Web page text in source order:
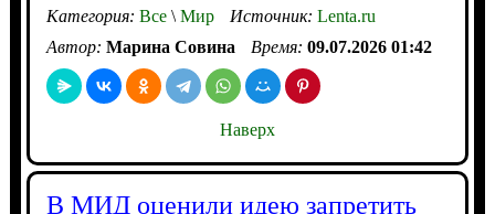
Категория: Все\Мир Источник: Lenta.ru
Автор: Марина Совина Время: 09.07.2026 01:42
Наверх
В МИД оценили идею запретить